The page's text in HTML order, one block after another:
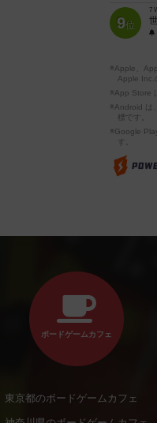
9位
7
※Apple、
Apple Inc.
※App Store
※Android は
標です。
※Google
す。
ボードゲームカフェ
東京都のボードゲームカフェ